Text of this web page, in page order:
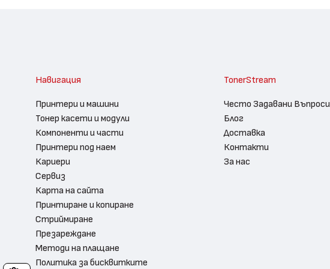
Навигация
Принтери и машини
Тонер касети и модули
Компоненти и части
Принтери под наем
Кариери
Сервиз
Карта на сайта
Принтиране и копиране
Стриймиране
Презареждане
Методи на плащане
Политика за бисквитките
TonerStream
Често Задавани Въпроси
Блог
Доставка
Контакти
За нас